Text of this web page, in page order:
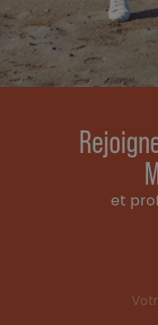
et